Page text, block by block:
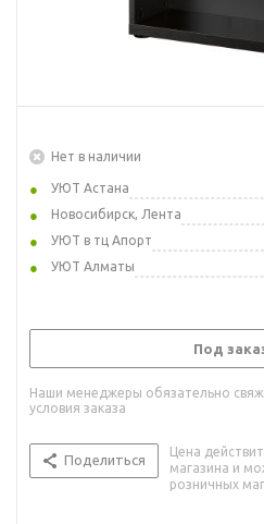
Нет в наличии
УЮТ Астана
Новосибирск, Лента
УЮТ в тц Апорт
УЮТ Алматы
Под
Наши менеджеры обязательно
условия заказа
Поделиться
Цена
магазина и
розничных